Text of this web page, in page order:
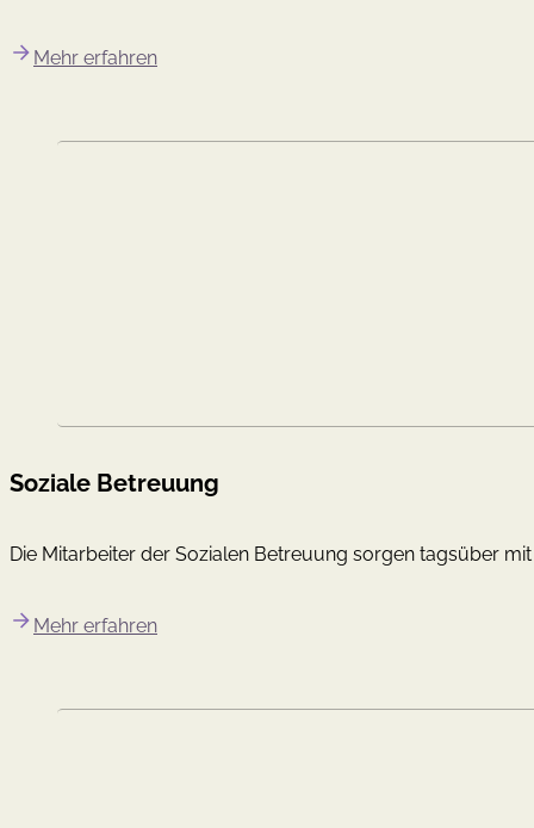
Mehr erfahren
Soziale Betreuung
Die Mitarbeiter der Sozialen Betreuung sorgen tagsüber
Mehr erfahren